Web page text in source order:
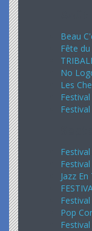
Beau
Fête
No
Les
Jazz
Pop